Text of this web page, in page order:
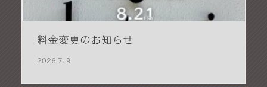
料金変更のお知らせ
2026. 7. 9